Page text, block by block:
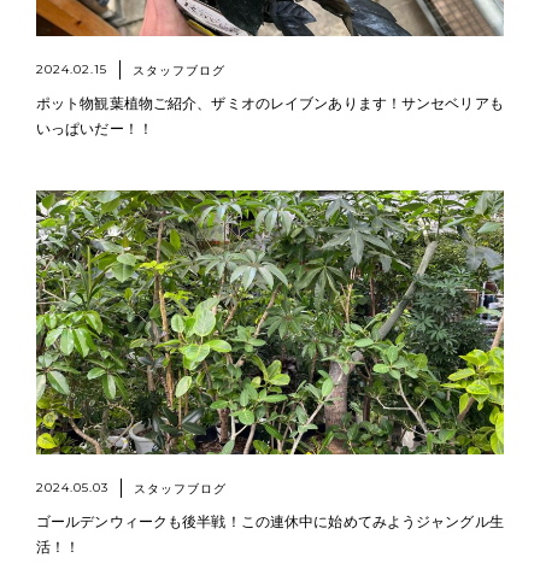
2024.02.15 スタッフブログ
ポット物観葉植物ご紹介、ザミオのレイブンあります！サンセベリアも
いっぱいだー！！
2024.05.03 スタッフブログ
ゴールデンウィークも後半戦！この連休中に始めてみようジャングル生
活！！